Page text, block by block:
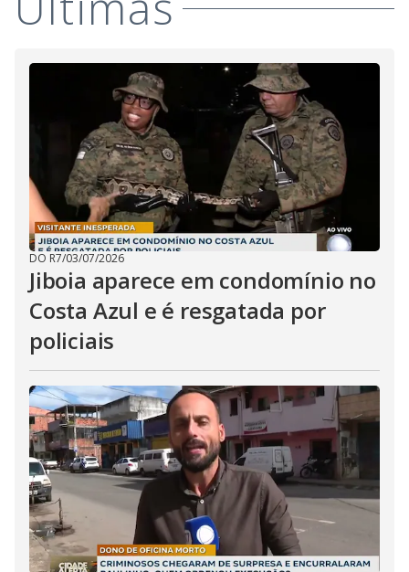
d
e
o
DO R7/03/07/2026
Jiboia aparece em condomínio no
Costa Azul e é resgatada por
policiais